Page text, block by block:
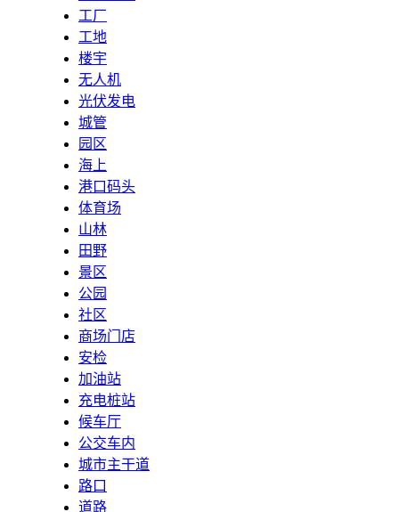
工厂
工地
楼宇
无人机
光伏发电
城管
园区
海上
港口码头
体育场
山林
田野
景区
公园
社区
商场门店
安检
加油站
充电桩站
候车厅
公交车内
城市主干道
路口
道路